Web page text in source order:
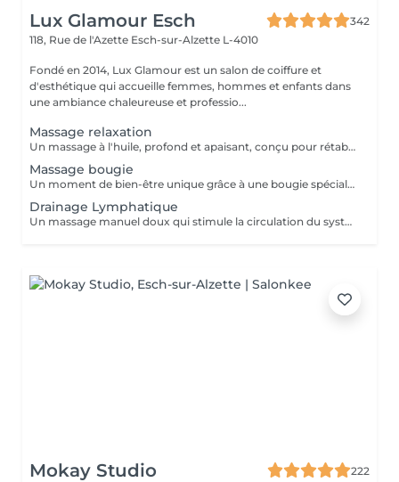
Lux Glamour Esch
342
118, Rue de l'Azette Esch-sur-Alzette L-4010
Fondé en 2014, Lux Glamour est un salon de coiffure et
d'esthétique qui accueille femmes, hommes et enfants dans
une ambiance chaleureuse et professio...
Massage relaxation
Un massage à l'huile, profond et apaisant, conçu pour rétablir l'équilibre entre le corps et l'esprit. Il aide à réduire l'anxiété, soulager les tensions et les douleurs musculaires, tout en procurant une profonde sensation de bien-être. Un véritable moment de lâcher-prise pour retrouver calme, sérénité et énergie intérieure.
Massage bougie
Un moment de bien-être unique grâce à une bougie spécialement conçue pour la massage, dont la cire fond en une huile tiède et soyeuse. Ce massage procure une chaleur douce et enveloppante qui apaise les tensions, calme l'anxiété et aide à lutter contre la fatigue. Parfait pour les personnes stressées ou en quête de relaxation profonde.
Drainage Lymphatique
Un massage manuel doux qui stimule la circulation du système lymphatique, favorisant l'élimination des toxines et la réduction des gonflements (lympdèmes) causés par l'accumulation de la lymphe. Idéal pour améliorer la circulation, détoxiquer l'organisme et soulager la sensation de jambes lourdes.
Mokay Studio
222